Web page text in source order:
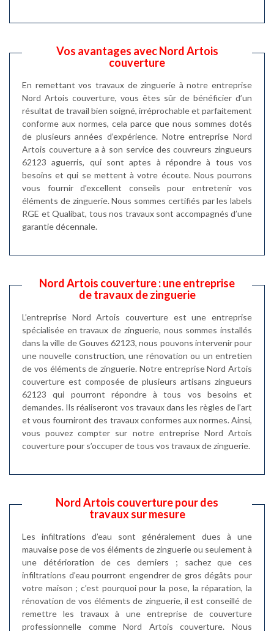
Vos avantages avec Nord Artois
couverture
En remettant vos travaux de zinguerie à notre entreprise
Nord Artois couverture, vous êtes sûr de bénéficier d’un
résultat de travail bien soigné, irréprochable et parfaitement
conforme aux normes, cela parce que nous sommes dotés
de plusieurs années d’expérience. Notre entreprise Nord
Artois couverture a à son service des couvreurs zingueurs
62123 aguerris, qui sont aptes à répondre à tous vos
besoins et qui se mettent à votre écoute. Nous pourrons
vous fournir d’excellent conseils pour entretenir vos
éléments de zinguerie. Nous sommes certifiés par les labels
RGE et Qualibat, tous nos travaux sont accompagnés d’une
garantie décennale.
Nord Artois couverture : une entreprise
de travaux de zinguerie
L’entreprise Nord Artois couverture est une entreprise
spécialisée en travaux de zinguerie, nous sommes installés
dans la ville de Gouves 62123, nous pouvons intervenir pour
une nouvelle construction, une rénovation ou un entretien
de vos éléments de zinguerie. Notre entreprise Nord Artois
couverture est composée de plusieurs artisans zingueurs
62123 qui pourront répondre à tous vos besoins et
demandes. Ils réaliseront vos travaux dans les règles de l’art
et vous fourniront des travaux conformes aux normes. Ainsi,
vous pouvez compter sur notre entreprise Nord Artois
couverture pour s’occuper de tous vos travaux de zinguerie.
Nord Artois couverture pour des
travaux sur mesure
Les infiltrations d’eau sont généralement dues à une
mauvaise pose de vos éléments de zinguerie ou seulement à
une détérioration de ces derniers ; sachez que ces
infiltrations d’eau pourront engendrer de gros dégâts pour
votre maison ; c’est pourquoi pour la pose, la réparation, la
rénovation de vos éléments de zinguerie, il est conseillé de
remettre les travaux à une entreprise de couverture
professionnelle comme Nord Artois couverture. Nous